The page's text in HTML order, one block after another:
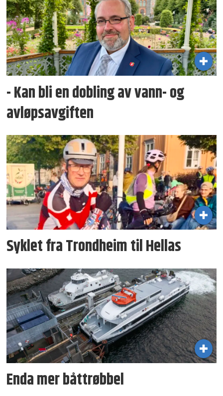
- Kan bli en dobling av vann- og
avløpsavgiften
Syklet fra Trondheim til Hellas
Enda mer båttrøbbel